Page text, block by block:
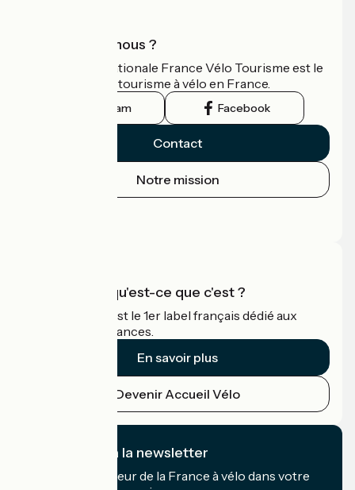
Qui sommes-nous ?
L'association nationale France Vélo Tourisme est le
guide officiel du tourisme à vélo en France.
Instagram Facebook
Contact
Notre mission
Accueil Vélo qu'est-ce que c'est ?
Accueil Vélo c'est le 1er label français dédié aux
cyclistes en vacances.
En savoir plus
Devenir Accueil Vélo
Je m'abonne à la newsletter
Recevez le meilleur de la France à vélo dans votre